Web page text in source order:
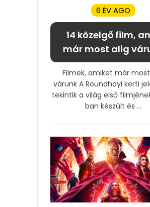
6 ÉV AGO
14 közelgő film,
már most alig
Filmek, amiket már
várunk A Roundhayi kerti
tekintik a világ első
ban készült és ...